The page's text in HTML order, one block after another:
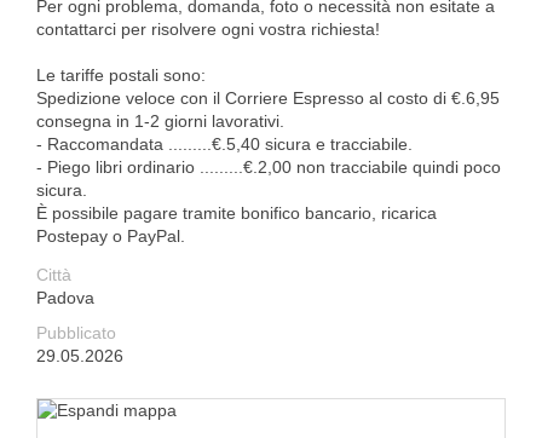
Per ogni problema, domanda, foto o necessità non esitate a
contattarci per risolvere ogni vostra richiesta!
Le tariffe postali sono:
Spedizione veloce con il Corriere Espresso al costo di €.6,95
consegna in 1-2 giorni lavorativi.
- Raccomandata .........€.5,40 sicura e tracciabile.
- Piego libri ordinario .........€.2,00 non tracciabile quindi poco
sicura.
È possibile pagare tramite bonifico bancario, ricarica
Postepay o PayPal.
Città
Padova
Pubblicato
29.05.2026